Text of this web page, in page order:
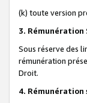
(k) toute version
3. Rémunération
Sous réserve des
rémunération
Droit.
4. Rémunération